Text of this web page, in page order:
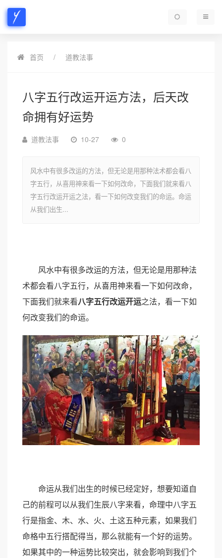
首页 道教法事
八字五行改运开运方法，后天改
命拥有好运势
道教法事 10-27 0
风水中有很多改运的方法，但无论是用那种法术都会看八
字五行，从喜用神来看一下如何改命，下面我们就来看八
字五行改运开运之法，看一下如何改变我们的命运。命运
从我们出生...
风水中有很多改运的方法，但无论是用那种法
术都会看八字五行，从喜用神来看一下如何改命，
下面我们就来看八字五行改运开运之法，看一下如
何改变我们的命运。
命运从我们出生的时候已经定好，想要知道自
己的前程可以从我们生辰八字来看，命理中八字五
行是指金、木、水、火、土这五种元素，如果我们
命格中五行搭配得当，那么就能有一个好的运势。
如果其中的一种运势比较突出，就会影响到我们个